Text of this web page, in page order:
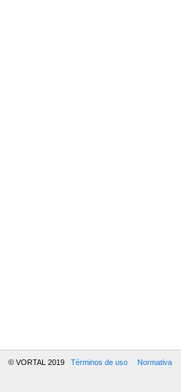
© VORTAL 2019 Términos de uso Normativa